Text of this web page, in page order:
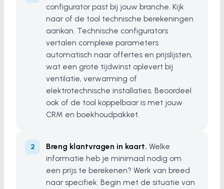
configurator past bij jouw branche. Kijk
naar of de tool technische berekeningen
aankan. Technische configurators
vertalen complexe parameters
automatisch naar offertes en prijslijsten,
wat een grote tijdwinst oplevert bij
ventilatie, verwarming of
elektrotechnische installaties. Beoordeel
ook of de tool koppelbaar is met jouw
CRM en boekhoudpakket.
Breng klantvragen in kaart. Welke
informatie heb je minimaal nodig om
een prijs te berekenen? Werk van breed
naar specifiek. Begin met de situatie van